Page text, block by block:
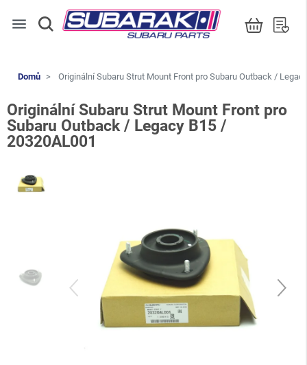
menu
Domů Originální Subaru Strut Mount Front pro Subaru Outback /
Originální Subaru Strut Mount Front pro
Subaru Outback / Legacy B15 /
20320AL001